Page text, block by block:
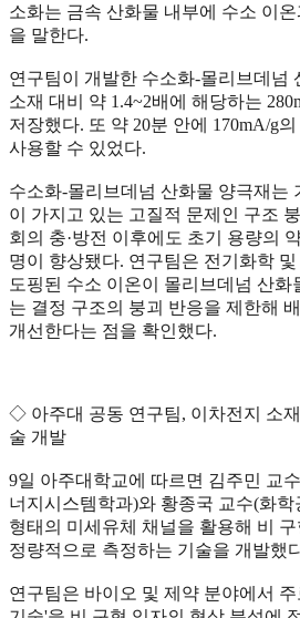
소화는 금속 산화물 내부에 수소 이
을 말한다.
연구팀이 개발한 수소화-몰리브데넘
소재 대비 약 1.4~2배에 해당하는
저장했다. 또 약 20분 안에 170mA/g
사용할 수 있었다.
수소화-몰리브데넘 산화물 양극재는
이 가지고 있는 고질적 문제인 구조
회의 충·방전 이후에도 초기 용량의
명이 향상됐다. 연구팀은 전기화학
도핑된 수소 이온이 몰리브데넘 산화
는 결정 구조의 붕괴 반응을 제한해
개선한다는 점을 확인했다.
◇ 아주대 공동 연구팀, 이차전지 소
술 개발
9일 아주대학교에 따르면 김주민 교
너지시스템학과)와 황종국 교수(화
형태의 미세유체 채널을 활용해 비
정량적으로 측정하는 기술을 개발했
연구팀은 바이오 및 제약 분야에서